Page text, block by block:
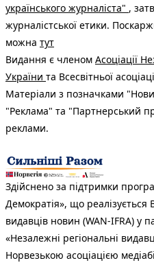
українського журналіста" ,
журналістської етики.
можна тут
Видання є членом Асоціації
України та Всесвітньої
Матеріали з позначками
"Реклама" та "Партнерський
реклами.
Здійснено за підтримки
Демократія», що реалізується
видавців новин (WAN-IFRA) у
«Незалежні регіональні
Норвезькою асоціацією